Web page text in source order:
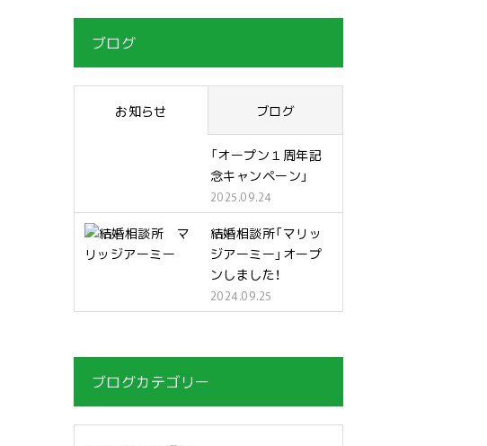
ブログ
お知らせ ブログ
「オープン１周年記
念キャンペーン」
2025.09.24
結婚相談所「マリッ
ジアーミー」オープ
ンしました！
2024.09.25
ブログカテゴリー